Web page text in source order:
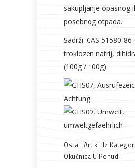
sakupljanje opasnog
posebnog otpada.
Sadrži: CAS 51580-
troklozen natrij,
(100g / 100g)
Ostali Artikli Iz
Okućnica U Ponudi!